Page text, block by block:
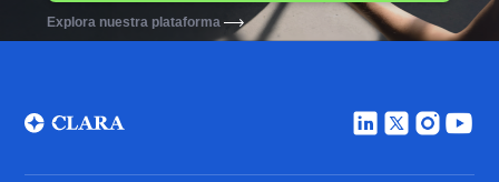
Explora nuestra plataforma